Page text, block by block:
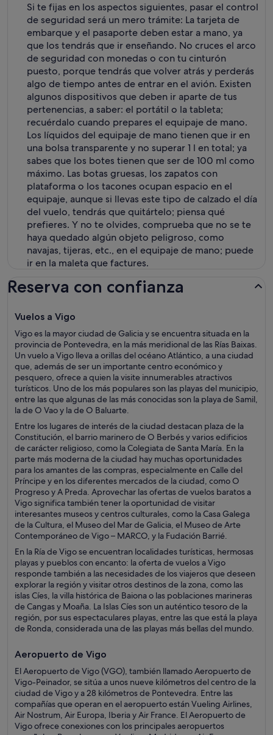
Si te fijas en los aspectos siguientes, pasar el control
de seguridad será un mero trámite: La tarjeta de
embarque y el pasaporte deben estar a mano, ya
que los tendrás que ir enseñando. No cruces el arco
de seguridad con monedas o con tu cinturón
puesto, porque tendrás que volver atrás y perderás
algo de tiempo antes de entrar en el avión. Existen
algunos dispositivos que deben ir aparte de tus
pertenencias, a saber: el portátil o la tableta;
recuérdalo cuando prepares el equipaje de mano.
Los líquidos del equipaje de mano tienen que ir en
una bolsa transparente y no superar 1 l en total; ya
sabes que los botes tienen que ser de 100 ml como
máximo. Las botas gruesas, los zapatos con
plataforma o los tacones ocupan espacio en el
equipaje, aunque si llevas este tipo de calzado el día
del vuelo, tendrás que quitártelo; piensa qué
prefieres. Y no te olvides, comprueba que no se te
haya quedado algún objeto peligroso, como
navajas, tijeras, etc., en el equipaje de mano; puede
ir en la maleta que factures.
Reserva con confianza
Vuelos a Vigo
Vigo es la mayor ciudad de Galicia y se encuentra situada en la
provincia de Pontevedra, en la más meridional de las Rías Baixas.
Un vuelo a Vigo lleva a orillas del océano Atlántico, a una ciudad
que, además de ser un importante centro económico y
pesquero, ofrece a quien la visite innumerables atractivos
turísticos. Uno de los más populares son las playas del municipio,
entre las que algunas de las más conocidas son la playa de Samil,
la de O Vao y la de O Baluarte.
Entre los lugares de interés de la ciudad destacan plaza de la
Constitución, el barrio marinero de O Berbés y varios edificios
de carácter religioso, como la Colegiata de Santa María. En la
parte más moderna de la ciudad hay muchas oportunidades
para los amantes de las compras, especialmente en Calle del
Príncipe y en los diferentes mercados de la ciudad, como O
Progreso y A Preda. Aprovechar las ofertas de vuelos baratos a
Vigo significa también tener la oportunidad de visitar
interesantes museos y centros culturales, como la Casa Galega
de la Cultura, el Museo del Mar de Galicia, el Museo de Arte
Contemporáneo de Vigo – MARCO, y la Fudación Barrié.
En la Ría de Vigo se encuentran localidades turísticas, hermosas
playas y pueblos con encanto: la oferta de vuelos a Vigo
responde también a las necesidades de los viajeros que deseen
explorar la región y visitar otros destinos de la zona, como las
islas Cíes, la villa histórica de Baiona o las poblaciones marineras
de Cangas y Moaña. La Islas Cíes son un auténtico tesoro de la
región, por sus espectaculares playas, entre las que está la playa
de Ronda, considerada una de las playas más bellas del mundo.
Aeropuerto de Vigo
El Aeropuerto de Vigo (VGO), también llamado Aeropuerto de
Vigo-Peinador, se sitúa a unos nueve kilómetros del centro de la
ciudad de Vigo y a 28 kilómetros de Pontevedra. Entre las
compañías que operan en el aeropuerto están Vueling Airlines,
Air Nostrum, Air Europa, Iberia y Air France. El Aeropuerto de
Vigo ofrece conexiones con los principales aeropuertos